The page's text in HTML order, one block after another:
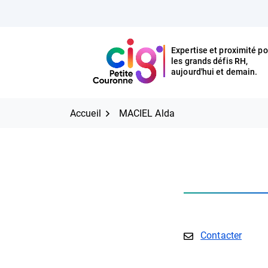
CIG Petite Couronne
Expertise et proximité
les grands défis RH,
aujourd'hui et demain.
CIG Petite Couronne
Expertise et proximité pour
les grands défis RH,
aujourd'hui et demain.
Accueil MACIEL Alda
E-mail
Contacter